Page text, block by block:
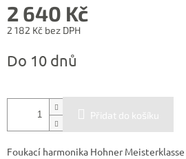
2 640 Kč
2 182 Kč bez DPH
cena:
Do 10 dnů
Přidat do košíku
Foukací harmonika Hohner Meisterklasse